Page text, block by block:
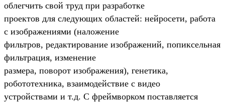
облегчить свой труд при разработке
проектов для следующих областей: нейросети, работа
с изображениями (наложение
фильтров, редактирование изображений, попиксельная
фильтрация, изменение
размера, поворот изображения), генетика,
робототехника, взаимодействие с видео
устройствами и т.д. С фреймворком поставляется